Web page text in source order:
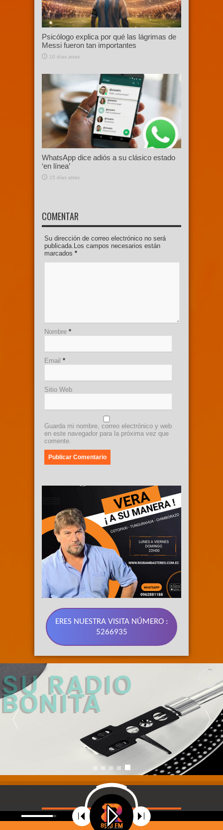
Psicólogo explica por qué las lágrimas de
Messi fueron tan importantes
10 días atras
WhatsApp dice adiós a su clásico estado
‘en línea’
15 días atras
COMENTAR
Su dirección de correo electrónico no será
publicada.Los campos necesarios están
marcados *
Nombre *
Email *
Sitio Web
Guarda mi nombre, correo electrónico y web
en este navegador para la próxima vez que
comente.
ERES NUESTRA VISITA NÚMERO :
5266935
89.3 FM
SU RADIO
BONITA